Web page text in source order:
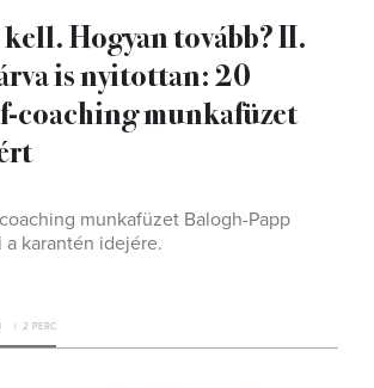
Hogyan tovább? II.
is nyitottan: 20
coaching munkafüzet
munkafüzet Balogh-Papp
karantén idejére.
2 PERC